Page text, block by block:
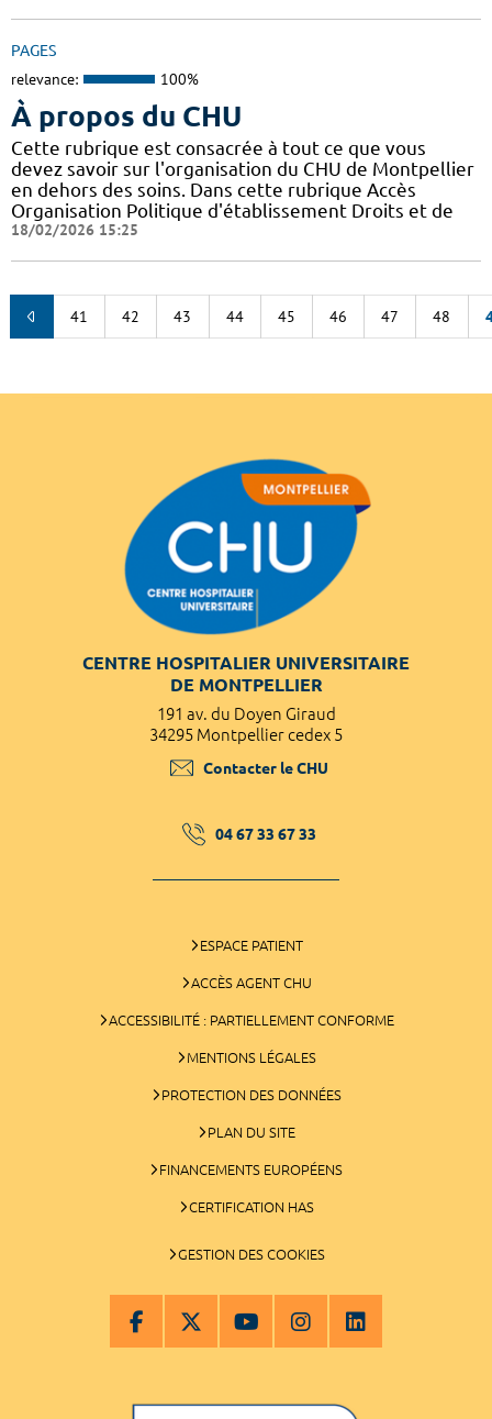
PAGES
relevance: 100%
À propos du CHU
Cette rubrique est consacrée à tout ce que vous
devez savoir sur l'organisation du CHU de Montpellier
en dehors des soins. Dans cette rubrique Accès
Organisation Politique d'établissement Droits et de
18/02/2026 15:25
41 42 43 44 45 46 47 48
CENTRE HOSPITALIER UNIVERSITAIRE
DE MONTPELLIER
191 av. du Doyen Giraud
34295 Montpellier cedex 5
Contacter le CHU
04 67 33 67 33
ESPACE PATIENT
ACCÈS AGENT CHU
ACCESSIBILITÉ : PARTIELLEMENT CONFORME
MENTIONS LÉGALES
PROTECTION DES DONNÉES
PLAN DU SITE
FINANCEMENTS EUROPÉENS
CERTIFICATION HAS
GESTION DES COOKIES